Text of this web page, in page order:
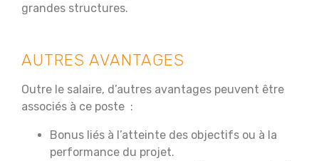
grandes structures.
AUTRES AVANTAGES
Outre le salaire, d’autres avantages peuvent être
associés à ce poste :
Bonus liés à l’atteinte des objectifs ou à la
performance du projet.